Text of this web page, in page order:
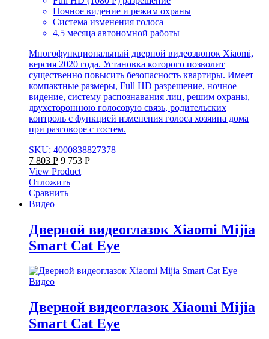
Ночное видение и режим охраны
Система изменения голоса
4,5 месяца автономной работы
Многофункциональный дверной видеозвонок Xiaomi,
версия 2020 года. Установка которого позволит
существенно повысить безопасность квартиры. Имеет
компактные размеры, Full HD разрешение, ночное
видение, систему распознавания лиц, решим охраны,
двухстороннюю голосовую связь, родительских
контроль с функцией изменения голоса хозяина дома
при разговоре с гостем.
SKU: 4000838827378
7 803 Р 9 753Р
View Product
Отложить
Сравнить
Видео
Дверной видеоглазок Xiaomi Mijia
Smart Cat Eye
Видео
Дверной видеоглазок Xiaomi Mijia
Smart Cat Eye